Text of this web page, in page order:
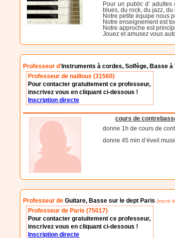
Pour un public d’
blues, du rock, du jazz,
Notre petite équipe nous
Notre enseignement est
Notre approche est
Jouez et amusez vous
Professeur d' Instruments à cordes, Solfège, Basse à
Professeur de nailloux (31560)
Pour contacter gratuitement ce professeur,
inscrivez vous en cliquant ci-dessous !
Inscription directe
cours de
donne 1h de cours de
donne 45 min d’éveil
Professeur deGuitare, Basse sur le dept Paris (inscrit
Professeur de Paris (75017)
Pour contacter gratuitement ce professeur,
inscrivez vous en cliquant ci-dessous !
Inscription directe